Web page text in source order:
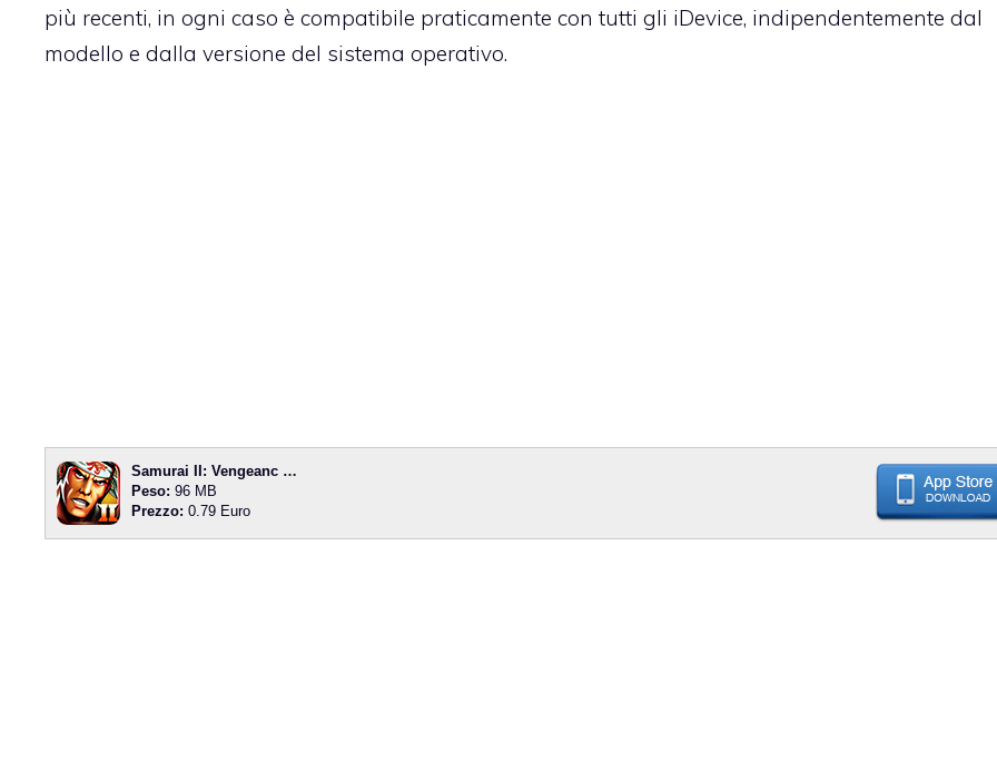
più recenti, in ogni caso è compatibile praticamente con tutti gli iDevice, indipendentemente dal
modello e dalla versione del sistema operativo.
Samurai II: Vengeanc …
Peso: 96 MB
Prezzo: 0.79 Euro